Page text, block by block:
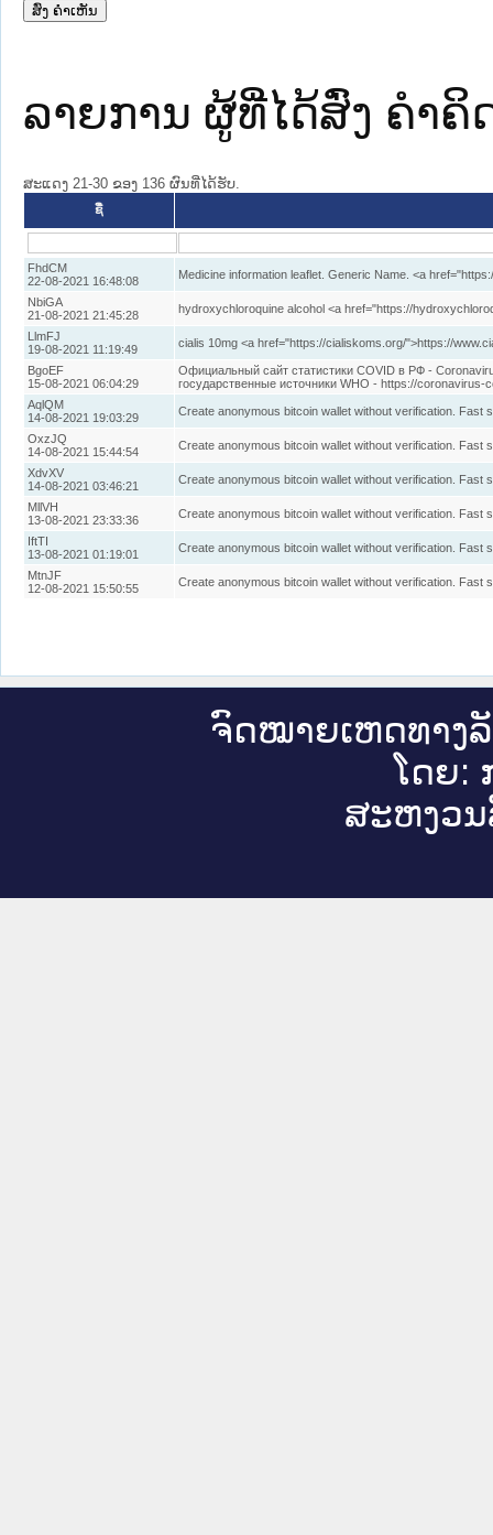
ລາຍການ ຜູ້ທີ່ໄດ້ສົ່ງ ຄໍາຄິ
ສະແດງ 21-30 ຂອງ 136 ຜົນທີ່ໄດ້ຮັບ.
ຊື່
FhdCM
22-08-2021 16:48:08
Medicine information leaflet. Generic Name. <a
NbiGA
21-08-2021 21:45:28
hydroxychloroquine alcohol <a href="https://
LlmFJ
19-08-2021 11:19:49
cialis 10mg <a href="https://cialiskoms.org/">https://
BgoEF
15-08-2021 06:04:29
Официальный сайт статистики COVID в РФ -
государственные источники WHO - https://
AqlQM
14-08-2021 19:03:29
Create anonymous bitcoin wallet without verification. Fast
OxzJQ
14-08-2021 15:44:54
Create anonymous bitcoin wallet without verification. Fast
XdvXV
14-08-2021 03:46:21
Create anonymous bitcoin wallet without verification. Fast
MllVH
13-08-2021 23:33:36
Create anonymous bitcoin wallet without verification. Fast
IftTI
13-08-2021 01:19:01
Create anonymous bitcoin wallet without verification. Fast
MtnJF
12-08-2021 15:50:55
Create anonymous bitcoin wallet without verification. Fast
ຈົດ​ໝາຍ​ເຫດ​ທາງ​
ໂດຍ:
ສະ​ຫງວນ​